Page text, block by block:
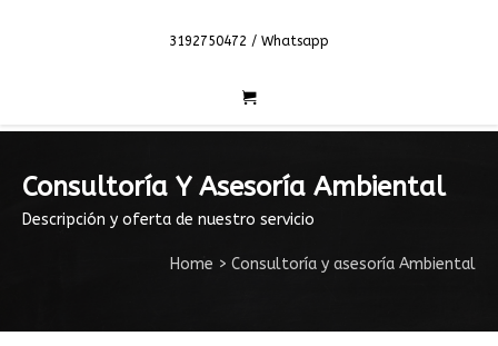
3192750472 / Whatsapp
Consultoría Y Asesoría Ambiental
Descripción y oferta de nuestro servicio
Home > Consultoría y asesoría Ambiental